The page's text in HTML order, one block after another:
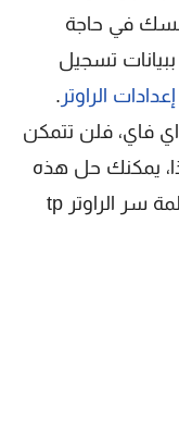
في حاجة
ببيانات تسجيل
إعدادات الراوتر .
فاي، فلن تتمكن
يمكنك حل هذه
المعضلة بسهولة من خلال تغيير كلمة سر الراوتر tp